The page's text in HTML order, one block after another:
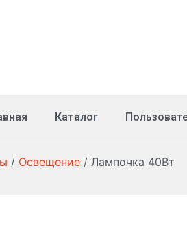
Каталог
/ Освещение / Лампочка 40Вт